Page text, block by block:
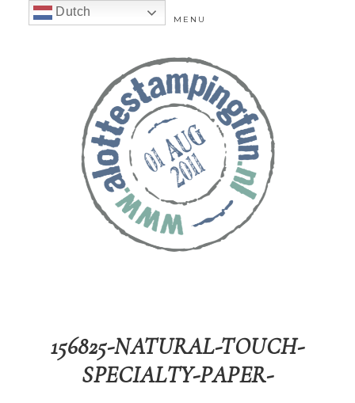
MENU
156825-NATURAL-TOUCH-
SPECIALTY-PAPER-
Dutch